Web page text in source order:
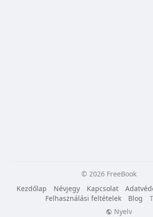
© 2026 FreeBook
Kezdőlap
Névjegy Kapcsolat
Felhasználási feltételek
Blog
Nyelv